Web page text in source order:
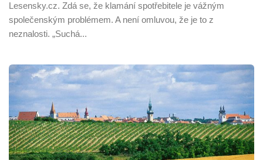
Lesensky.cz. Zdá se, že klamání spotřebitele je vážným
společenským problémem. A není omluvou, že je to z
neznalosti. „Suchá...